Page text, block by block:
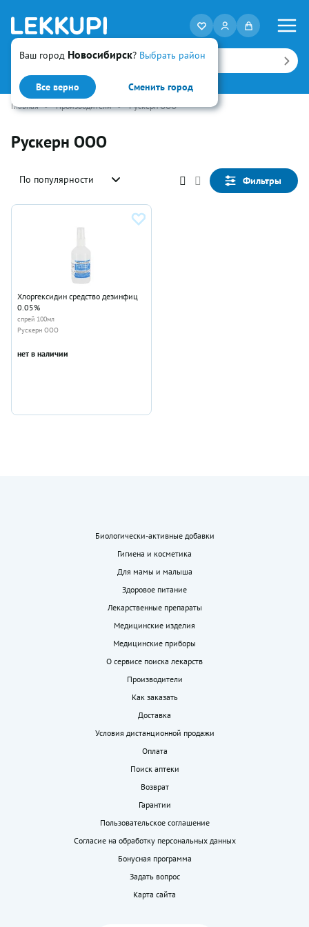
Ваш город Новосибирск? Выбрать район
Все верно Сменить город
Искать
Главная • Производители • Рускерн ООО
Рускерн ООО
По популярности Фильтры
Хлоргексидин средство дезинфиц
0.05%
спрей 100мл
Рускерн ООО
нет в наличии
Биологически-активные добавки
Гигиена и косметика
Для мамы и малыша
Здоровое питание
Лекарственные препараты
Медицинские изделия
Медицинские приборы
О сервисе поиска лекарств
Производители
Как заказать
Доставка
Условия дистанционной продажи
Оплата
Поиск аптеки
Возврат
Гарантии
Пользовательское соглашение
Согласие на обработку персональных данных
Бонусная программа
Задать вопрос
Карта сайта